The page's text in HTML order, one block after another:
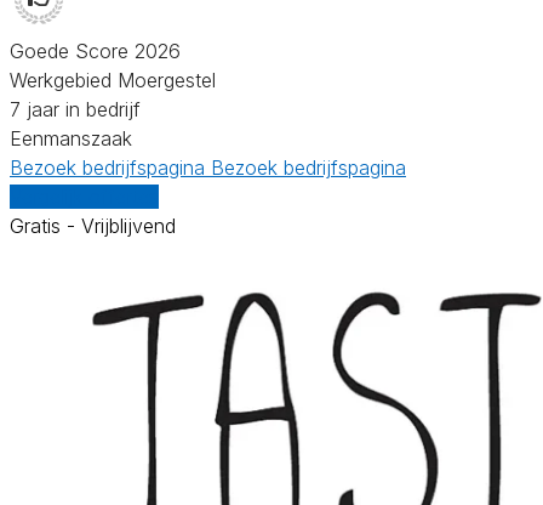
Goede Score 2026
Werkgebied Moergestel
7 jaar in bedrijf
Eenmanszaak
Bezoek bedrijfspagina Bezoek bedrijfspagina
Gratis - Vrijblijvend